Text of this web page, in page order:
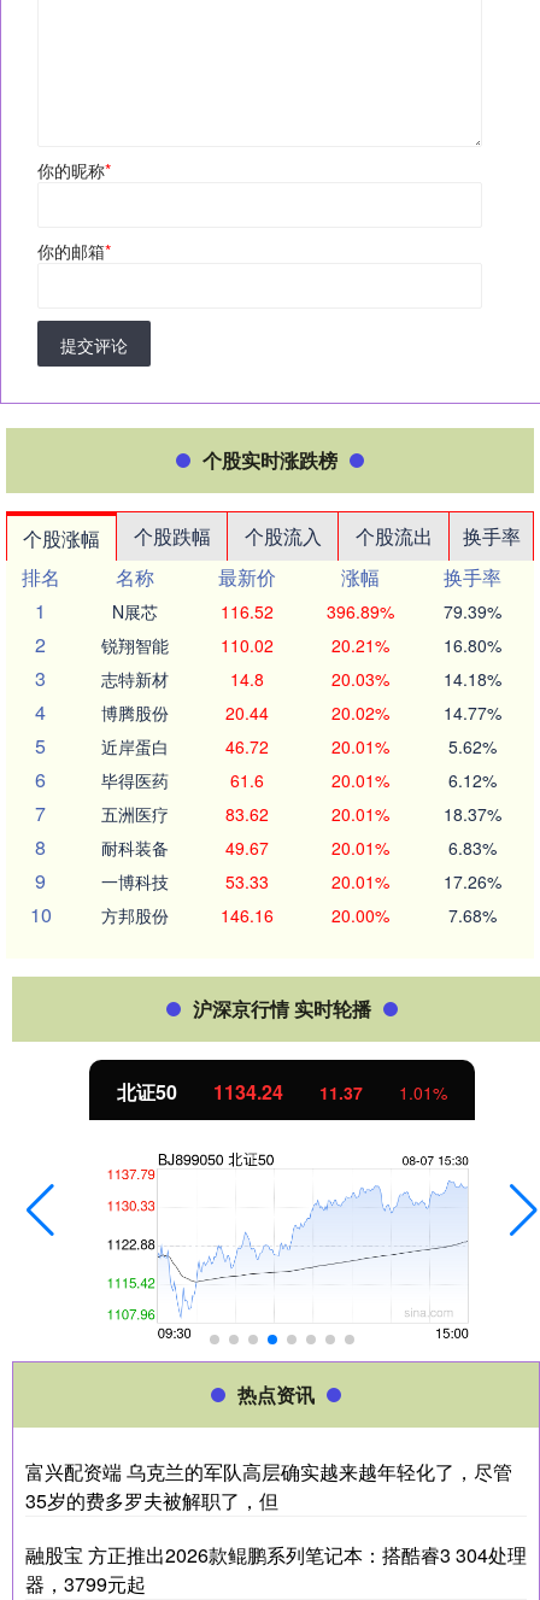
你的昵称*
你的邮箱*
提交评论
个股实时涨跌榜
个股涨幅 个股跌幅 个股流入 个股流出
换手率
排名
名称 最新价 涨幅
换手率
1
N展芯 116.52 396.89% 79.39%
2 锐翔智能 110.02 20.21% 16.80%
3 志特新材 14.8 20.03% 14.18%
4 博腾股份 20.44 20.02% 14.77%
5 近岸蛋白 46.72 20.01% 5.62%
6 毕得医药 61.6 20.01% 6.12%
7 五洲医疗 83.62 20.01% 18.37%
8 耐科装备 49.67 20.01% 6.83%
9 一博科技 53.33 20.01% 17.26%
10 方邦股份 146.16 20.00% 7.68%
沪深京行情 实时轮播
北证50 1134.24 11.37 1.01%
热点资讯
富兴配资端 乌克兰的军队高层确实越来越年轻化了，尽管
35岁的费多罗夫被解职了，但
融股宝 方正推出2026款鲲鹏系列笔记本：搭酷睿3 304处理
器，3799元起